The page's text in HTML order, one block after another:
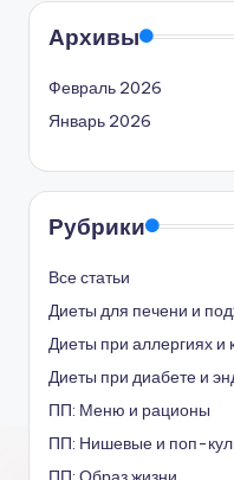
Архивы
Февраль 2026
Январь 2026
Рубрики
Все статьи
Диеты для печени и
Диеты при аллергиях и
Диеты при диабете и
ПП: Меню и рационы
ПП: Нишевые и поп-